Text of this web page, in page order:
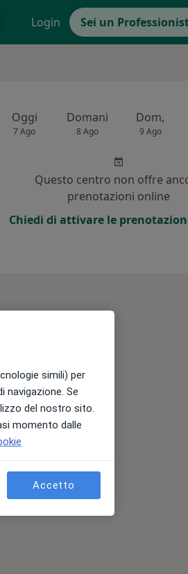
Login Sei un
Oggi
7 Ago
Domani
8 Ago
Dom,
9 Ago
Questo centro non offre
prenotazioni online
Chiedi di attivare le
simili) per
Se
del nostro sito.
momento dalle
Accetto